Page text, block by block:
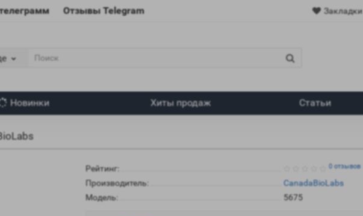
Отзывы Telegram Закладки
Новинки Хиты продаж Статьи
Рейтинг: 0 отзывов
Производитель:
CanadaBioLabs
Модель:
5675